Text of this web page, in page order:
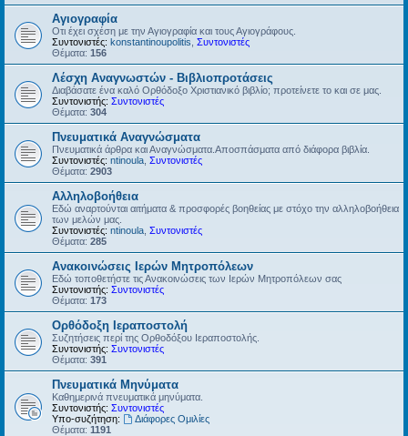
Αγιογραφία
Οτι έχει σχέση με την Αγιογραφία και τους Αγιογράφους.
Συντονιστές: konstantinoupolitis Συντονιστές
Θέματα: 156
Λέσχη Αναγνωστών - Βιβλιοπροτάσεις
Διαβάσατε ένα καλό Ορθόδοξο Χριστιανικό βιβλίο; προτείνετε το και σε μας.
Συντονιστής: Συντονιστές
Θέματα: 304
Πνευματικά Αναγνώσματα
Πνευματικά άρθρα και Αναγνώσματα.Αποσπάσματα από διάφορα βιβλία.
Συντονιστές: ntinoula Συντονιστές
Θέματα: 2903
Αλληλοβοήθεια
Εδώ αναρτούνται αιτήματα & προσφορές βοηθείας με στόχο την αλληλοβοήθεια
των μελών μας.
Συντονιστές: ntinoula Συντονιστές
Θέματα: 285
Ανακοινώσεις Ιερών Μητροπόλεων
Εδώ τοποθετήστε τις Ανακοινώσεις των Ιερών Μητροπόλεων σας
Συντονιστής: Συντονιστές
Θέματα: 173
Ορθόδοξη Ιεραποστολή
Συζητήσεις περί της Ορθοδόξου Ιεραποστολής.
Συντονιστής: Συντονιστές
Θέματα: 391
Πνευματικά Μηνύματα
Καθημερινά πνευματικά μηνύματα.
Συντονιστής: Συντονιστές
Υπο-συζήτηση:
Διάφορες Ομιλίες
Θέματα: 1191